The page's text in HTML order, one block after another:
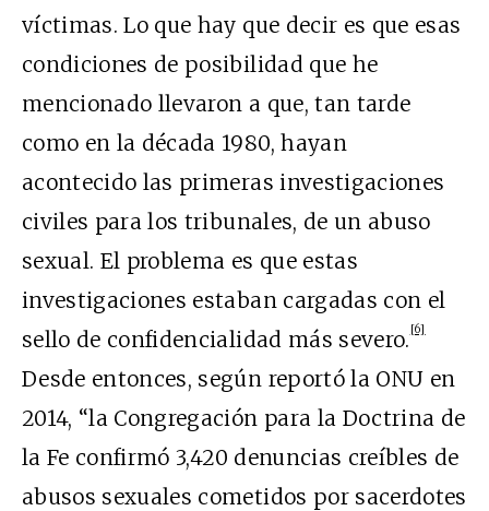
víctimas. Lo que hay que decir es que esas
condiciones de posibilidad que he
mencionado llevaron a que, tan tarde
como en la década 1980, hayan
acontecido las primeras investigaciones
civiles para los tribunales, de un abuso
sexual. El problema es que estas
investigaciones estaban cargadas con el
sello de confidencialidad más severo.[6]
Desde entonces, según reportó la ONU en
2014, “la Congregación para la Doctrina de
la Fe confirmó3,420 denuncias creíbles de
abusos sexuales cometidos por sacerdotes